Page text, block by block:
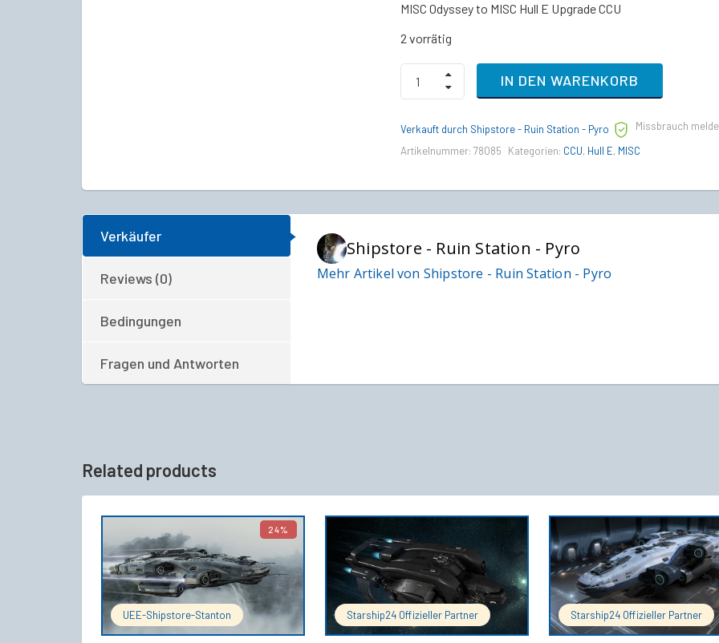
MISC Odyssey to MISC Hull E Upgrade CCU
2 vorrätig
MISC
Odyssey
to
Hull
Upgrade
IN DEN WARENKORB
Verkauft durch Shipstore - Ruin Station - Pyro
Missbrauch
Artikelnummer: 78085 Kategorien: CCU, Hull E, MISC
Verkäufer
Reviews (0)
Bedingungen
Fragen und Antworten
Shipstore - Ruin Station - Pyro
Mehr Artikel von Shipstore - Ruin Station - Pyro
Related products
24%
UEE-Shipstore-Stanton
IN DEN WARENKORB
Starship24 Offizieller Partner
IN DEN WARENKORB
Starship24 Offizieller Partner
IN DEN